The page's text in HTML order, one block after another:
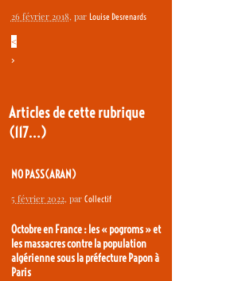
26 février 2018, par Louise Desrenards
<
>
Articles de cette rubrique
(117…)
NO PASS(ARAN)
5 février 2022, par Collectif
Octobre en France : les « pogroms » et
les massacres contre la population
algérienne sous la préfecture Papon à
Paris